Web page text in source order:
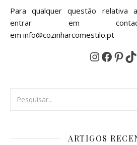
Para qualquer questão relativa
entrar em
em info@cozinharcomestilo.pt
Instagram
Facebook
ARTIGOS